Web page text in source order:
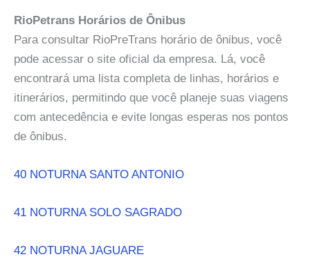
RioPetrans Horários de Ônibus
Para consultar RioPreTrans horário de ônibus, você
pode acessar o site oficial da empresa. Lá, você
encontrará uma lista completa de linhas, horários e
itinerários, permitindo que você planeje suas viagens
com antecedência e evite longas esperas nos pontos
de ônibus.
40 NOTURNA SANTO ANTONIO
41 NOTURNA SOLO SAGRADO
42 NOTURNA JAGUARE